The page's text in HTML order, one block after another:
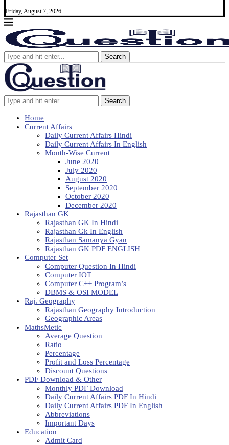
Friday, August 7, 2026
Search
Search
Home
Current Affairs
Daily Current Affairs Hindi
Daily Current Affairs In English
Month-Wise Current
June 2020
July 2020
August 2020
September 2020
October 2020
December 2020
Rajasthan GK
Rajasthan GK In Hindi
Rajasthan Gk In English
Rajasthan Samanya Gyan
Rajasthan GK PDF ENGLISH
Computer Set
Computer Question In Hindi
Computer IOT
Computer C++ Program’s
DBMS & OSI MODEL
Raj. Geography
Rajasthan Geography Introduction
Geographic Areas
MathsMetic
Average Question
Ratio
Percentage
Profit and Loss Percentage
Discount Questions
PDF Download & Other
Monthly PDF Download
Daily Current Affairs PDF In Hindi
Daily Current Affairs PDF In English
Abbreviations
Important Days
Education
Admit Card